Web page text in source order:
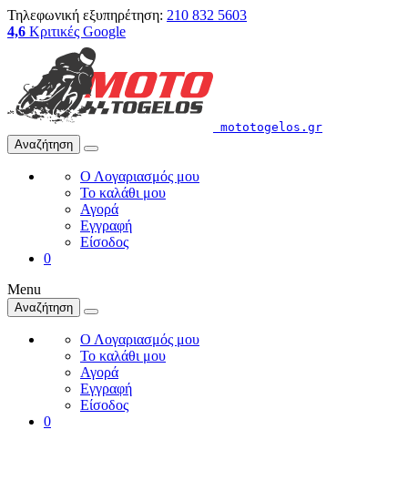
Τηλεφωνική εξυπηρέτηση: 210 832 5603
4,6 Κριτικές Google
mototogelos.gr
Αναζήτηση
Ο Λογαριασμός μου
Το καλάθι μου
Αγορά
Εγγραφή
Είσοδος
0
Menu
Αναζήτηση
Ο Λογαριασμός μου
Το καλάθι μου
Αγορά
Εγγραφή
Είσοδος
0